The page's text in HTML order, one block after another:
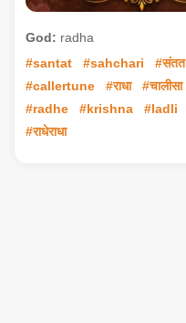
God: radha
#santat
#sahchari #संतत
#callertune
#राधा #चालीसा
#radhe
#krishna #ladli
#राधेराधा